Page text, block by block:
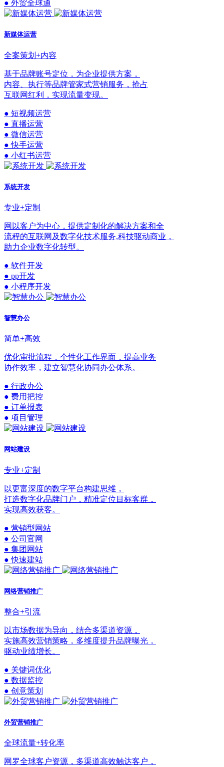
● 外贸全球通
新媒体运营
全案策划+内容
基于品牌账号定位，为企业提供方案，
内容、执行等品牌管家式营销服务，抢占
互联网红利，实现流量变现。
● 短视频运营
● 直播运营
● 微信运营
● 快手运营
● 小红书运营
系统开发
专业+定制
网以客户为中心，提供定制化的解决方案和全
流程的互联网及数字化技术服务,科技驱动商业，
助力企业数字化转型。
● 软件开发
● pp开发
● 小程序开发
智慧办公
简单+高效
优化审批流程，个性化工作界面，提高业务
协作效率，建立智慧化协同办公体系。
● 行政办公
● 费用把控
● 订单报表
● 项目管理
网站建设
专业+定制
以更富深度的数字平台构建思维，
打造数字化品牌门户，精准定位目标客群，
实现高效获客。
● 营销型网站
● 公司官网
● 集团网站
● 快速建站
网络营销推广
整合+引流
以市场数据为导向，结合多渠道资源，
实施高效营销策略，多维度提升品牌曝光，
驱动业绩增长。
● 关键词优化
● 数据监控
● 创意策划
外贸营销推广
全球流量+转化率
网罗全球客户资源，多渠道高效触达客户，